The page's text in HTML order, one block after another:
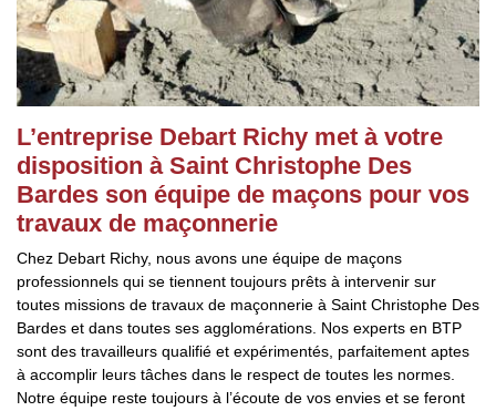
L’entreprise Debart Richy met à votre
disposition à Saint Christophe Des
Bardes son équipe de maçons pour vos
travaux de maçonnerie
Chez Debart Richy, nous avons une équipe de maçons
professionnels qui se tiennent toujours prêts à intervenir sur
toutes missions de travaux de maçonnerie à Saint Christophe Des
Bardes et dans toutes ses agglomérations. Nos experts en BTP
sont des travailleurs qualifié et expérimentés, parfaitement aptes
à accomplir leurs tâches dans le respect de toutes les normes.
Notre équipe reste toujours à l’écoute de vos envies et se feront